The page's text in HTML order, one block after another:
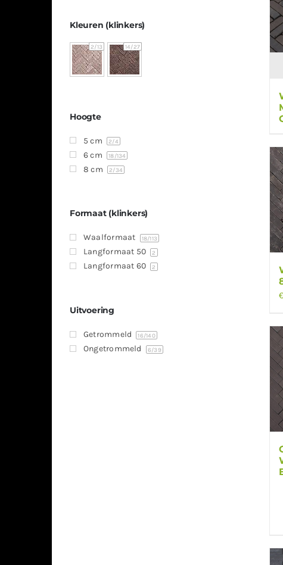
Kleuren (klinkers)
2/13 14/27
Hoogte
5 cm 2/4
6 cm 18/134
8 cm 2/34
Formaat (klinkers)
Waalformaat 18/113
Langformaat 50 2
Langformaat 60 2
Uitvoering
Getrommeld 16/140
Ongetrommeld 6/39